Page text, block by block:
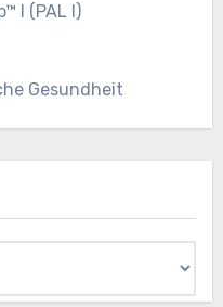
I (PAL I)
Gesundheit